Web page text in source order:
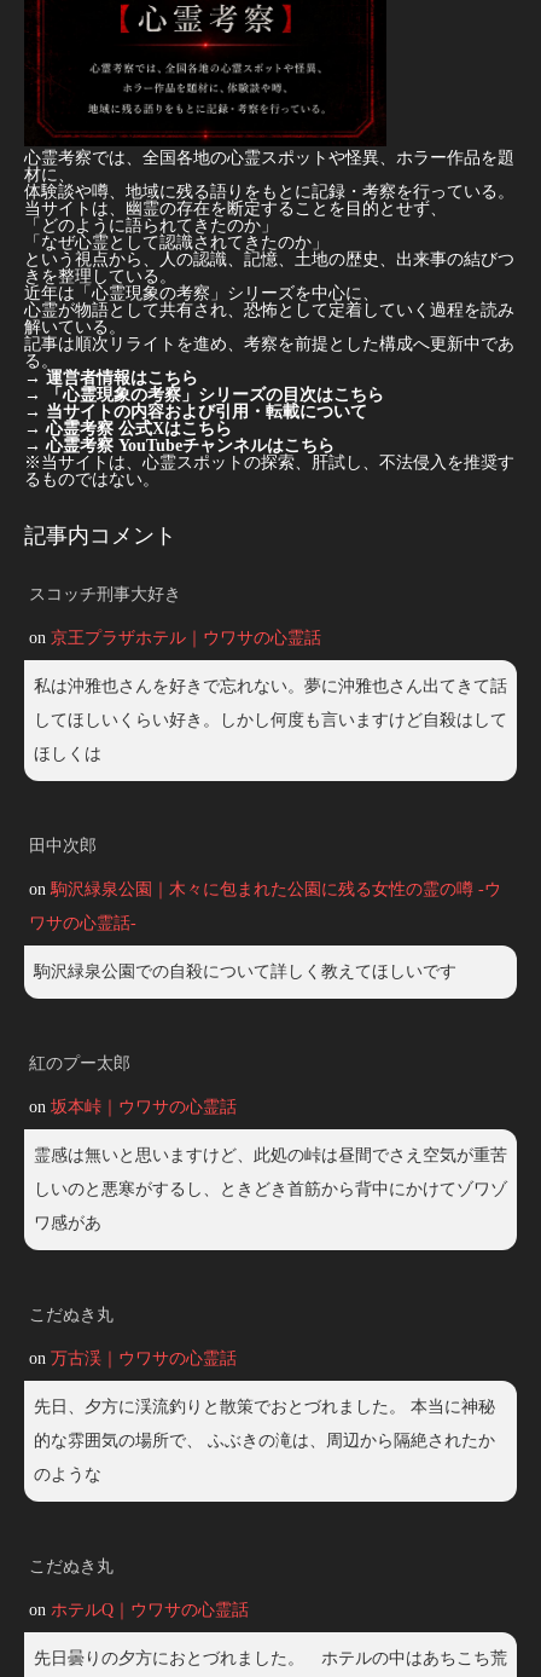
心霊考察では、全国各地の心霊スポットや怪異、ホラー作品を題
材に、
体験談や噂、地域に残る語りをもとに記録・考察を行っている。
当サイトは、幽霊の存在を断定することを目的とせず、
「どのように語られてきたのか」
「なぜ心霊として認識されてきたのか」
という視点から、人の認識、記憶、土地の歴史、出来事の結びつ
きを整理している。
近年は「心霊現象の考察」シリーズを中心に、
心霊が物語として共有され、恐怖として定着していく過程を読み
解いている。
記事は順次リライトを進め、考察を前提とした構成へ更新中であ
る。
→ 運営者情報はこちら
→
「心霊現象の考察」シリーズの目次はこちら
→ 当サイトの内容および引用・転載について
→ 心霊考察 公式Xはこちら
→ 心霊考察 YouTubeチャンネルはこちら
※当サイトは、心霊スポットの探索、肝試し、不法侵入を推奨す
るものではない。
記事内コメント
スコッチ刑事大好き
on 京王プラザホテル｜ウワサの心霊話
私は沖雅也さんを好きで忘れない。夢に沖雅也さん出てきて話
してほしいくらい好き。しかし何度も言いますけど自殺はして
ほしくは
田中次郎
on 駒沢緑泉公園｜木々に包まれた公園に残る女性の霊の噂 -ウ
ワサの心霊話-
駒沢緑泉公園での自殺について詳しく教えてほしいです
紅のプー太郎
on 坂本峠｜ウワサの心霊話
霊感は無いと思いますけど、此処の峠は昼間でさえ空気が重苦
しいのと悪寒がするし、ときどき首筋から背中にかけてゾワゾ
ワ感があ
こだぬき丸
on 万古渓｜ウワサの心霊話
先日、夕方に渓流釣りと散策でおとづれました。 本当に神秘
的な雰囲気の場所で、 ふぶきの滝は、周辺から隔絶されたか
のような
こだぬき丸
on ホテルQ｜ウワサの心霊話
先日曇りの夕方におとづれました。 ホテルの中はあちこち荒